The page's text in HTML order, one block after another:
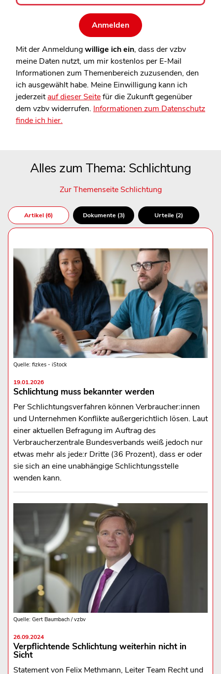
Mit der Anmeldungwillige ich ein, dass der vzbv
meine Daten nutzt, um mir kostenlos per E-Mail
Informationen zum Themenbereich zuzusenden, den
ich ausgewählt habe. Meine Einwilligung kann ich
jederzeitauf dieser Seitefür die Zukunft gegenüber
dem vzbv widerrufen. Informationen zum Datenschutz
finde ich hier.
Alles zum Thema: Schlichtung
Zur Themenseite Schlichtung
Artikel (6) Dokumente (3) Urteile (2)
Quelle: fizkes - iStock
19.01.2026
Schlichtung muss bekannter werden
Per Schlichtungsverfahren können Verbraucher:innen
und Unternehmen Konflikte außergerichtlich lösen. Laut
einer aktuellen Befragung im Auftrag des
Verbraucherzentrale Bundesverbands weiß jedoch nur
etwas mehr als jede:r Dritte (36 Prozent), dass er oder
sie sich an eine unabhängige Schlichtungsstelle
wenden kann.
Quelle: Gert Baumbach / vzbv
26.09.2024
Verpflichtende Schlichtung weiterhin nicht in
Sicht
Statement von Felix Methmann, Leiter Team Recht und